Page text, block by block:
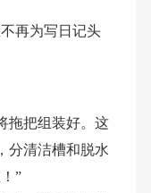
再为写日记头
拖把组装好。这
分清洁槽和脱水
”